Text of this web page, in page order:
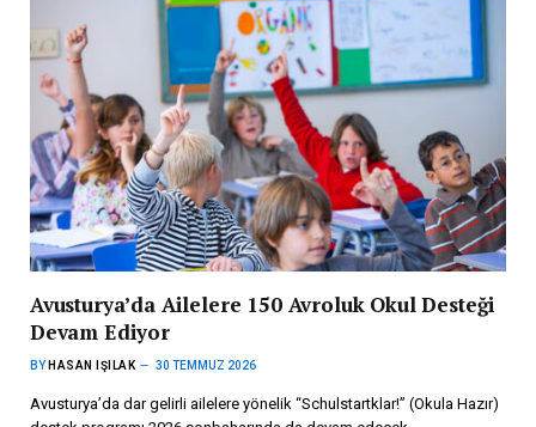
Avusturya’da Ailelere 150 Avroluk Okul Desteği
Devam Ediyor
BY HASAN IŞILAK 30 TEMMUZ 2026
Avusturya’da dar gelirli ailelere yönelik “Schulstartklar!” (Okula Hazır)